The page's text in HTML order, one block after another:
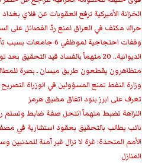
الخزانة الأميركية ترفع العقوبات عن فلاي بغداد
حراك مكثف في العراق لمنع ردّ الفصائل على
وقفات احتجاجية لموظفي 6 جامعات بسبب تأخر الرواتب
الديوانية.. 20 متهماً بالفساد قيد التحقيق بعد توقيف مدير سابق
متظاهرون يقطعون طريق ميسان ـ بصرة
وزارة النفط تمنع المسؤولين في الوزراة
تعرف على ابرز بنود اتفاق مضيق هرمز
النزاهة تضبط متهماً انتحل صفة ضابط
نائب يطالب بالتحقيق بعقود استشارية في مصفى كربلاء قيمتها
الأمم المتحدة: غزة لا تزال غير آمنة
المنازل